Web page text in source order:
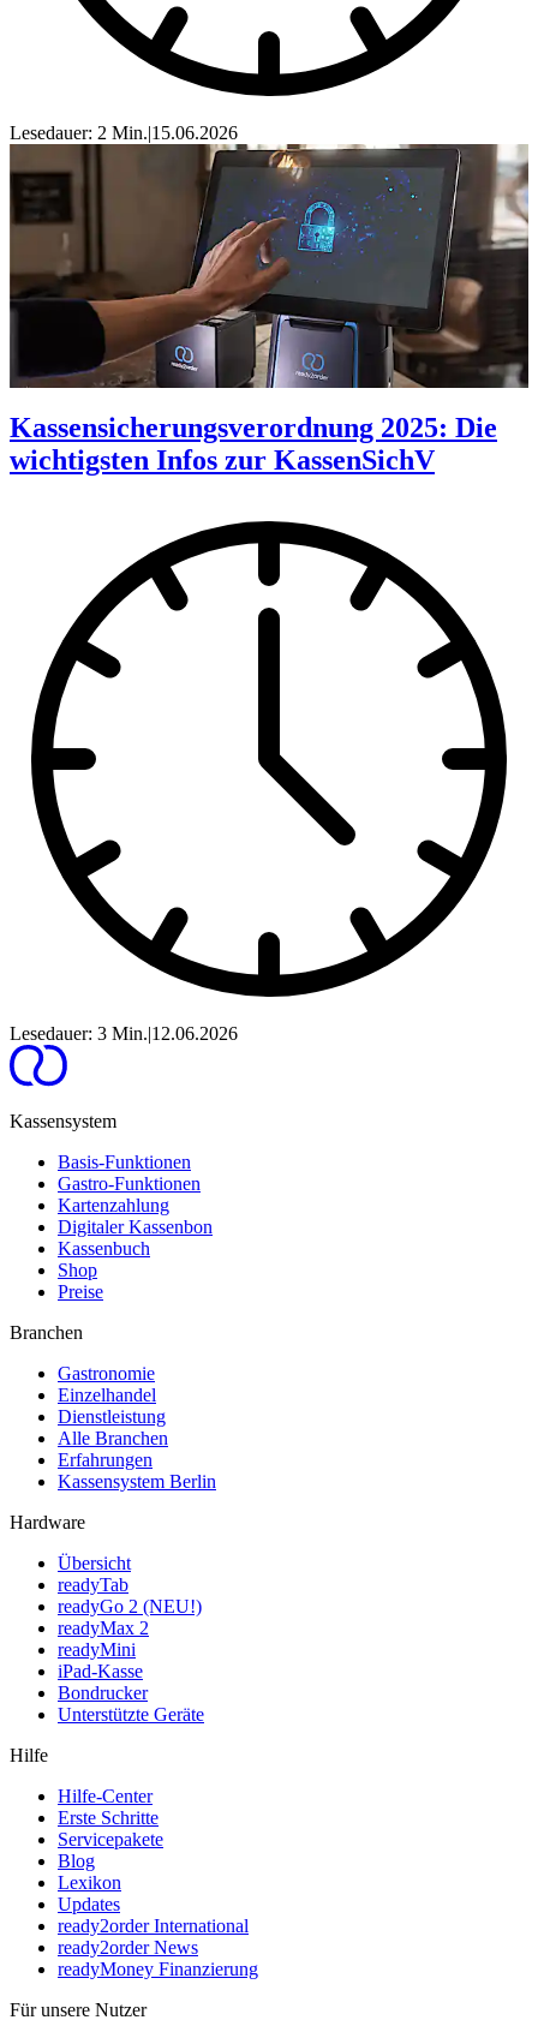
Lesedauer: 2 Min.|15.06.2026
Kassensicherungsverordnung 2025: Die
wichtigsten Infos zur KassenSichV
Lesedauer: 3 Min. 12.06.2026
Kassensystem
Basis-Funktionen
Gastro-Funktionen
Kartenzahlung
Digitaler Kassenbon
Kassenbuch
Shop
Preise
Branchen
Gastronomie
Einzelhandel
Dienstleistung
Alle Branchen
Erfahrungen
Kassensystem Berlin
Hardware
Übersicht
readyTab
readyGo 2 (NEU!)
readyMax 2
readyMini
iPad-Kasse
Bondrucker
Unterstützte Geräte
Hilfe
Hilfe-Center
Erste Schritte
Servicepakete
Blog
Lexikon
Updates
ready2order International
ready2order News
readyMoney Finanzierung
Für unsere Nutzer